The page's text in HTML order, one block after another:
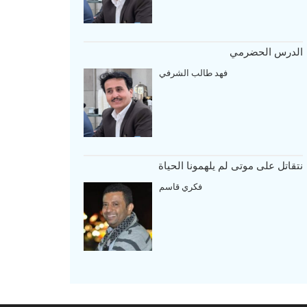
الدرس الحضرمي
فهد طالب الشرفي
نتقاتل على موتى لم يلهمونا الحياة
فكري قاسم